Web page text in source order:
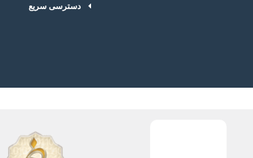
دسترسی سریع